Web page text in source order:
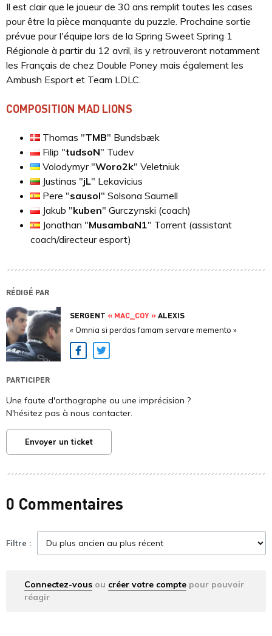
Il est clair que le joueur de 30 ans remplit toutes les cases
pour être la pièce manquante du puzzle. Prochaine sortie
prévue pour l'équipe lors de la Spring Sweet Spring 1
Régionale à partir du 12 avril, ils y retrouveront notamment
les Français de chez Double Poney mais également les
Ambush Esport et Team LDLC.
COMPOSITION MAD LIONS
Thomas "⁠TMB⁠" Bundsbæk
Filip "⁠tudsoN⁠" Tudev
Volodymyr "⁠Woro2k⁠" Veletniuk
Justinas "⁠jL⁠" Lekavicius
Pere "⁠sausol⁠" Solsona Saumell
Jakub "⁠kuben⁠" Gurczynski (coach)
Jonathan "⁠MusambaN1⁠" Torrent (assistant
coach/directeur esport)
RÉDIGÉ PAR
SERGENT « MAC_COY »ALEXIS
« Omnia si perdas famam servare memento »
Facebook
Twitter
PARTICIPER
Une faute d'orthographe ou une imprécision ?
N'hésitez pas à nous contacter.
Envoyer un ticket
0 Commentaires
Filtre :
Connectez-vous ou créer votre compte pour pouvoir
réagir